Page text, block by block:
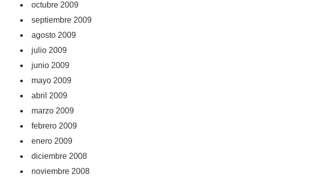
octubre 2009
septiembre 2009
agosto 2009
julio 2009
junio 2009
mayo 2009
abril 2009
marzo 2009
febrero 2009
enero 2009
diciembre 2008
noviembre 2008